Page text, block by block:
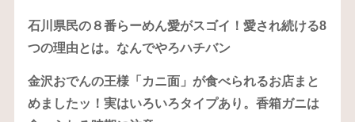
石川県民の８番らーめん愛がスゴイ！愛され続ける8
つの理由とは。なんでやろハチバン
金沢おでんの王様「カニ面」が食べられるお店まと
めましたッ！実はいろいろタイプあり。香箱ガニは